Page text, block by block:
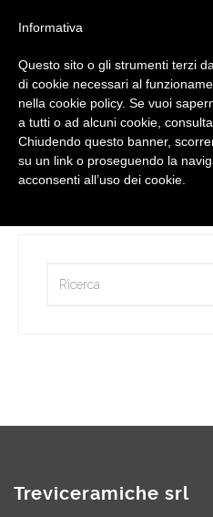
Benvenuto
Treviceramiche srl
Informativa
Questo sito o gli strumenti terzi
di cookie necessari al
nella cookie policy. Se vuoi
a tutti o ad alcuni cookie,
Chiudendo questo banner,
su un link o proseguendo la
acconsenti all’uso dei cookie.